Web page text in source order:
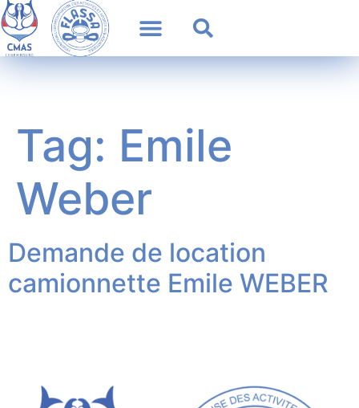
Tag: Emile
Weber
Demande de location
camionnette Emile WEBER